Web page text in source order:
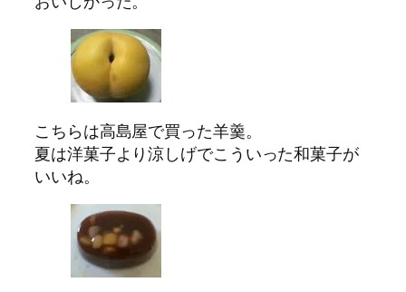
こちらは高島屋で買った羊羹。
夏は洋菓子より涼しげでこういった和菓子が
いいね。